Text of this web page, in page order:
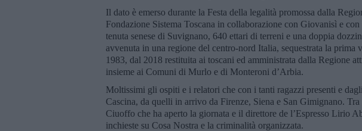
Il dato è emerso durante la Festa della legalità promossa dalla
Fondazione Sistema Toscana in collaborazione con Giovanisì e
tenuta senese di Suvignano, 640 ettari di terreni e una doppia
avvenuta in una regione del centro-nord Italia, sequestrata la
1983, dal 2018 restituita ai toscani ed amministrata dalla Regione
insieme ai Comuni di Murlo e di Monteroni d’Arbia.
Moltissimi gli ospiti e i relatori che con i tanti ragazzi presenti e
Cascina, da quelli in arrivo da Firenze, Siena e San Gimignano. Tra
Ciuoffo che ha aperto la giornata e il direttore de l’Espresso Lirio
inchieste su Cosa Nostra e la criminalità organizzata.